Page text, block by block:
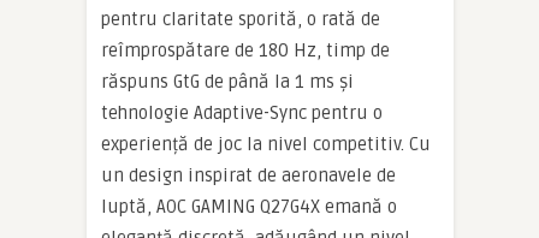
pentru claritate sporită, o rată de
reîmprospătare de 180 Hz, timp de
răspuns GtG de până la 1 ms și
tehnologie Adaptive-Sync pentru o
experiență de joc la nivel competitiv. Cu
un design inspirat de aeronavele de
luptă, AOC GAMING Q27G4X emană o